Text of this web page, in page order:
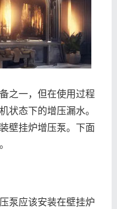
之一，但在使用过程
状态下的增压漏水。
壁挂炉增压泵。下面
泵应该安装在壁挂炉